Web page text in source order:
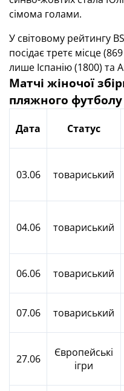
сімома голами.
У світовому рейтингу
посідає третє місце
лише Іспанію (1800) та
Матчі жіночої
пляжного футболу
Дата Статус
03.06 товариський
04.06 товариський
06.06 товариський
07.06 товариський
27.06
Європейські
ігри